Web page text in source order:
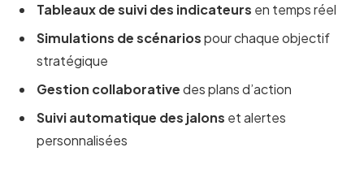
Tableaux de suivi des indicateurs en temps réel
Simulations de scénariospour chaque objectif
stratégique
Gestion collaborativedes plans d’action
Suivi automatique des jalons et alertes
personnalisées